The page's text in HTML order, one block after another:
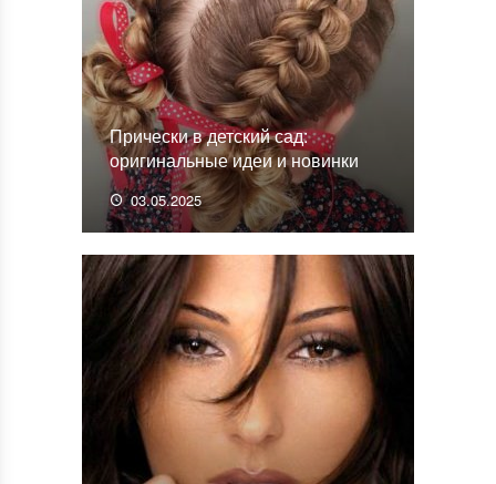
Прически в детский сад:
оригинальные идеи и новинки
03.05.2025